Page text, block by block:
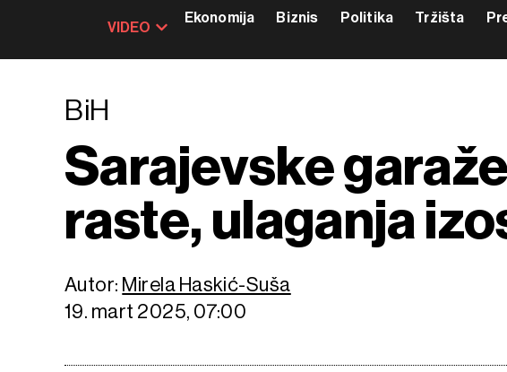
VIDEO
Ekonomija Biznis Politika Tržišta
BiH
Sarajevske
raste, ulaganja
Autor: Mirela Haskić-Suša
19. mart 2025, 07:00